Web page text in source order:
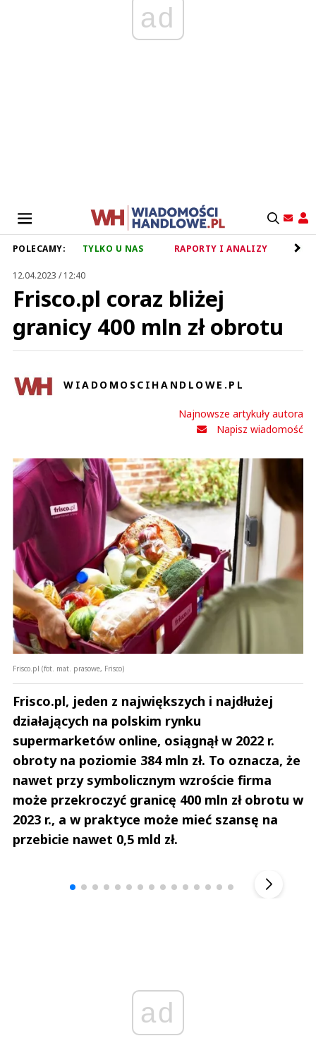
ad
POLECAMY: TYLKO U NAS RAPORTY I ANALIZY
12.04.2023 / 12:40
Frisco.pl coraz bliżej
granicy 400 mln zł obrotu
WIADOMOSCIHANDLOWE.PL
Najnowsze artykuły autora
Napisz wiadomość
Frisco.pl (fot. mat. prasowe, Frisco)
Frisco.pl, jeden z największych i najdłużej
działających na polskim rynku
supermarketów online, osiągnął w 2022 r.
obroty na poziomie 384 mln zł. To oznacza, że
nawet przy symbolicznym wzroście firma
może przekroczyć granicę 400 mln zł obrotu w
2023 r., a w praktyce może mieć szansę na
przebicie nawet 0,5 mld zł.
ad